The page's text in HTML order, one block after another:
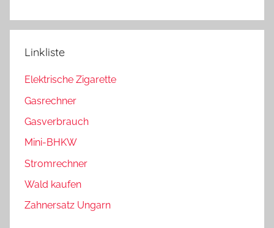
Linkliste
Elektrische Zigarette
Gasrechner
Gasverbrauch
Mini-BHKW
Stromrechner
Wald kaufen
Zahnersatz Ungarn